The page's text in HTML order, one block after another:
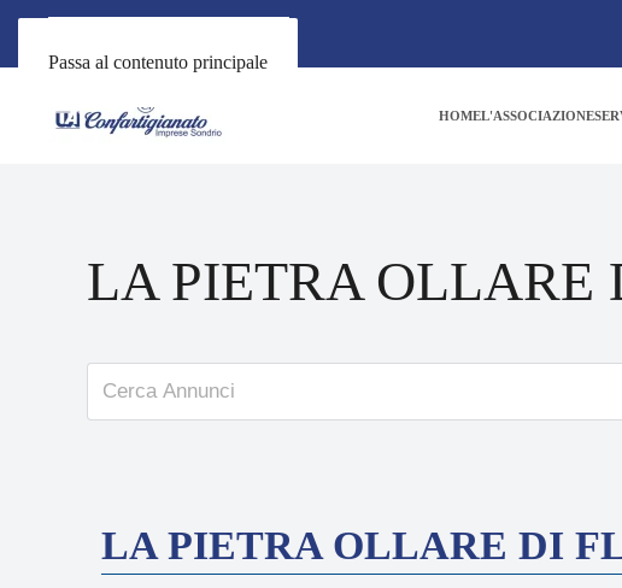
Passa al contenuto principale
HOMEL'ASSOCIAZIONE
LA PIETRA
LA PIETRA OLLARE DI